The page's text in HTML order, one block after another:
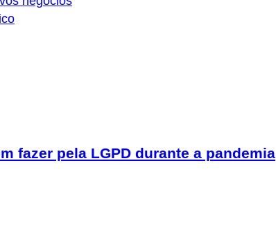
fazer pela LGPD durante a pandemia